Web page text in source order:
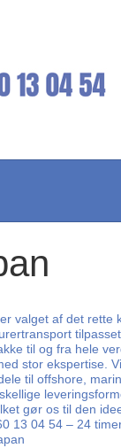
valget af det
til og fra hele
stor ekspertise.
til offshore,
gør os til den
13 04 54 – 24